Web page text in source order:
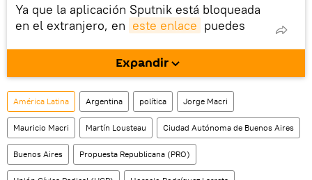
Ya que la aplicación Sputnik está bloqueada
en el extranjero, en este enlace puedes
móvil (¡solo para Android!).
También tenemos una cuenta en la red
social rusa VK .
Expandir
América Latina Argentina política Jorge Macri
Mauricio Macri Martín Lousteau Ciudad Autónoma de Buenos Aires
Buenos Aires Propuesta Republicana (PRO)